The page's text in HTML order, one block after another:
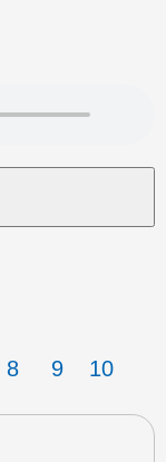
8 9 10